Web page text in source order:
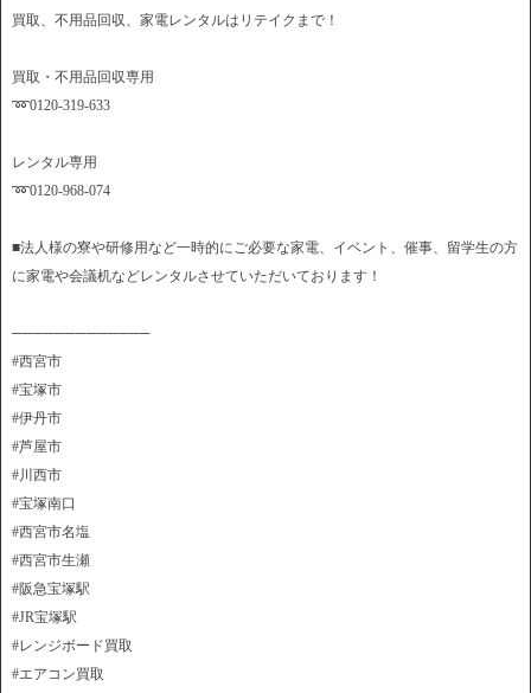
買取、不用品回収、家電レンタルはリテイクまで！
買取・不用品回収専用
➿0120-319-633
レンタル専用
➿0120-968-074
■法人様の寮や研修用など一時的にご必要な家電、イベント、催事、留学生の方
に家電や会議机などレンタルさせていただいております！
─────────────
#西宮市
#宝塚市
#伊丹市
#芦屋市
#川西市
#宝塚南口
#西宮市名塩
#西宮市生瀬
#阪急宝塚駅
#JR宝塚駅
#レンジボード買取
#エアコン買取